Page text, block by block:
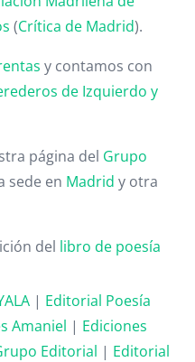
(Crítica de Madrid).
y contamos con
de Izquierdo y
página del Grupo
sede en Madrid y otra
del libro de poesía
| Editorial Poesía
Amaniel | Ediciones
Editorial | Editorial